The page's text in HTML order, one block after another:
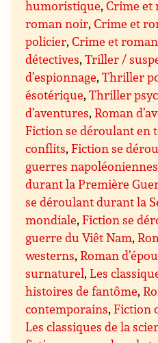
humoristique,Crime et
roman noir,Crime et
policier,Crime et
détectives,Triller /
d’espionnage,Thriller
ésotérique,Thriller
d’aventures,Roman
Fiction se déroulant en
conflits,Fiction se
guerres napoléoniennes
durant la Première
se déroulant durant la
mondiale,Fiction se
guerre du Viêt Nam,
westerns,Roman
surnaturel,Les
histoires de fantôme,
contemporains,Fiction
Les classiques de la